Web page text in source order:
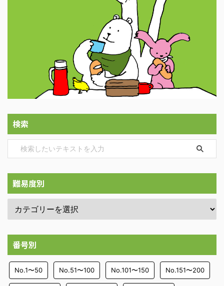
検索
難易度別
番号別
No.1〜50 No.51〜100 No.101〜150 No.151〜200